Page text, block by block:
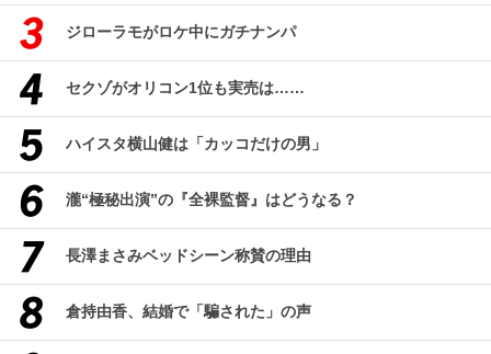
ジローラモがロケ中にガチナンパ
セクゾがオリコン1位も実売は……
ハイスタ横山健は「カッコだけの男」
瀧“極秘出演”の『全裸監督』はどうなる？
長澤まさみベッドシーン称賛の理由
倉持由香、結婚で「騙された」の声